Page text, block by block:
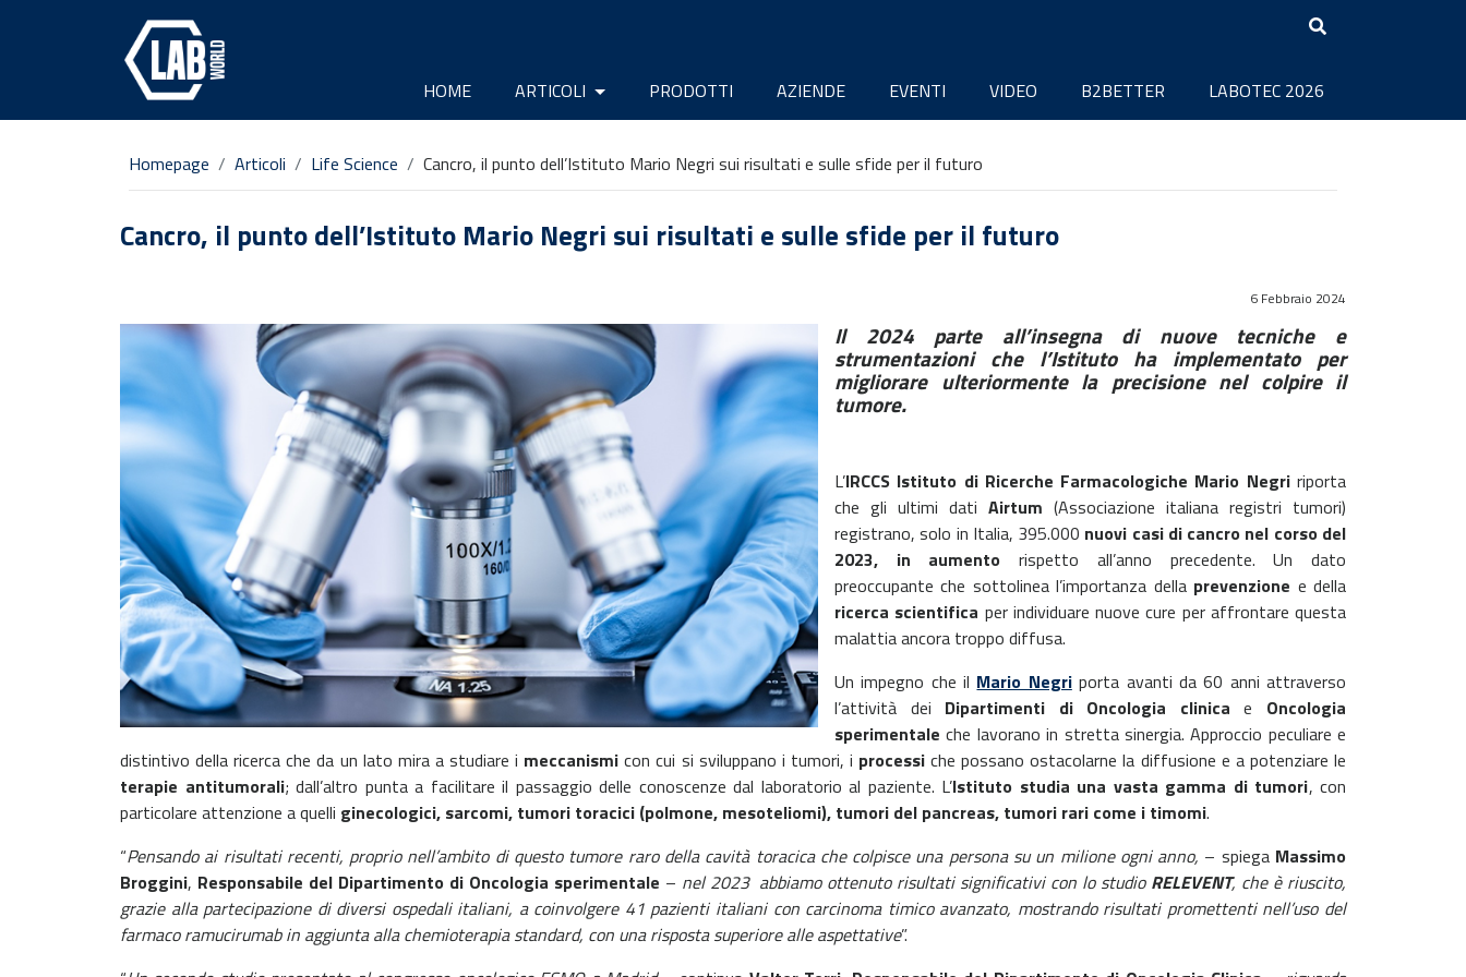
HOME ARTICOLI PRODOTTI AZIENDE EVENTI VIDEO B2BETTER LABOTEC 2026
Homepage Articoli Life Science Cancro, il punto dell’Istituto Mario Negri sui risultati e sulle sfide per il futuro
Cancro, il punto dell’Istituto Mario Negri sui risultati e sulle sfide per il futuro
6 Febbraio 2024
Il 2024 parte all’insegna di nuove tecniche e
strumentazioni che l’Istituto ha implementato per
migliorare ulteriormente la precisione nel colpire il
tumore.
L’IRCCS Istituto di Ricerche Farmacologiche Mario Negririporta
che gli ultimi dati Airtum (Associazione italiana registri tumori)
registrano, solo in Italia, 395.000 nuovi casi di cancro nel corso del
2023, in aumento rispetto all’anno precedente. Un dato
preoccupante che sottolinea l’importanza della prevenzione e della
ricerca scientifica per individuare nuove cure per affrontare questa
malattia ancora troppo diffusa.
Un impegno che il Mario Negriporta avanti da 60 anni attraverso
l’attività dei Dipartimenti di Oncologia clinica e Oncologia
sperimentale che lavorano in stretta sinergia. Approccio peculiare e
distintivo della ricerca che da un lato mira a studiare i meccanismi con cui si sviluppano i tumori, i processi che possano ostacolarne la diffusione e a potenziare le
terapie antitumorali; dall’altro punta a facilitare il passaggio delle conoscenze dal laboratorio al paziente. L’Istituto studia una vasta gamma di tumori, con
particolare attenzione a quelli ginecologici, sarcomi, tumori toracici (polmone, mesoteliomi), tumori del pancreas, tumori rari come i timomi.
“Pensando ai risultati recenti, proprio nell’ambito di questo tumore raro della cavità toracica che colpisce una persona su un milione ogni anno, – spiega Massimo
Broggini, Responsabile del Dipartimento di Oncologia sperimentale – nel 2023 abbiamo ottenuto risultati significativi con lo studio RELEVENT, che è riuscito,
grazie alla partecipazione di diversi ospedali italiani, a coinvolgere 41 pazienti italiani con carcinoma timico avanzato, mostrando risultati promettenti nell’uso del
farmaco ramucirumab in aggiunta alla chemioterapia standard, con una risposta superiore alle aspettative”.